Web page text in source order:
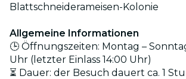
Blattschneiderameisen-Kolonie
Allgemeine Informationen
🕒 Öffnungszeiten: Montag –
Uhr (letzter Einlass 14:00 Uhr)
⏳ Dauer: der Besuch dauert ca. 1